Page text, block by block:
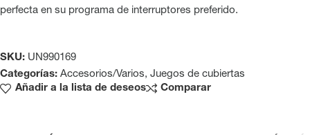
perfecta en su programa de interruptores preferido.
SKU: UN990169
Categorías: Accesorios/Varios, Juegos de cubiertas
Añadir a la lista de deseos
Comparar